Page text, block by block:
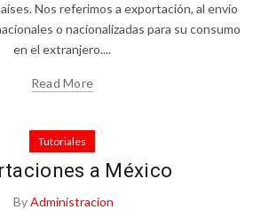
Nos referimos a exportación, al envío
o nacionalizadas para su consumo
en el extranjero....
Read More
Tutoriales
a México
ByAdministracion